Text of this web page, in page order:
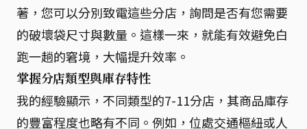
著，您可以分別致電這些分店，詢問是否有您需要
的破壞袋尺寸與數量。這樣一來，就能有效避免白
跑一趟的窘境，大幅提升效率。
掌握分店類型與庫存特性
我的經驗顯示，不同類型的7-11分店，其商品庫存
的豐富程度也略有不同。例如，位處交通樞紐或人